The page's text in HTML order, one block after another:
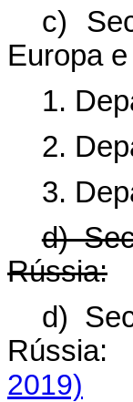
c)
Europa
1.
2.
3.
d)
Rússia:
d)
2019)